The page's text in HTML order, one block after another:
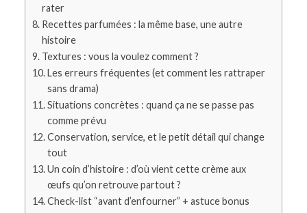
rater
Recettes parfumées : la même base, une autre
histoire
Textures : vous la voulez comment ?
Les erreurs fréquentes (et comment les rattraper
sans drama)
Situations concrètes : quand ça ne se passe pas
comme prévu
Conservation, service, et le petit détail qui change
tout
Un coin d’histoire : d’où vient cette crème aux
œufs qu’on retrouve partout ?
Check-list “avant d’enfourner” + astuce bonus